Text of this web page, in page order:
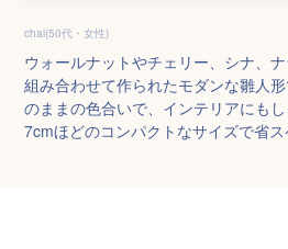
chai(50代・女性)
ウォールナットやチェリー、シナ、
組み合わせて作られたモダンな雛人
のままの色合いで、インテリアにも
7cmほどのコンパクトなサイズで省ス